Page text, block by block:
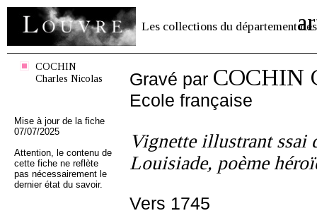
Les collections du département des
COCHIN
Charles Nicolas
Mise à jour de la fiche
07/07/2025
Attention, le contenu de
cette fiche ne reflète
pas nécessairement le
dernier état du savoir.
Gravé par COCHIN
Ecole française
Vignette illustrant ssai
Louisiade, poème
Vers 1745